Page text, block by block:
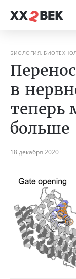
БИОЛОГИЯ,
в
теперь
больше
18 декабря 2020